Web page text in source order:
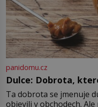
panidomu.cz
Dulce: Dobrota,
Ta dobrota se jmenuje
objevili v obchodech.